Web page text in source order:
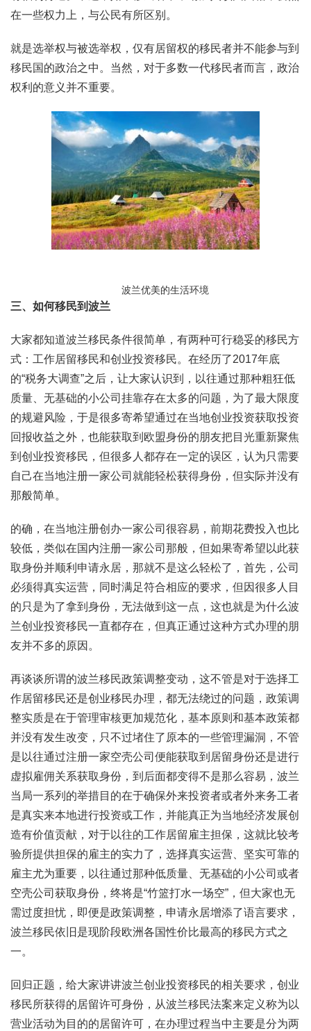
在一些权力上，与公民有所区别。
就是选举权与被选举权，仅有居留权的移民者并不能参与到
移民国的政治之中。当然，对于多数一代移民者而言，政治
权利的意义并不重要。
波兰优美的生活环境
三、如何移民到波兰
大家都知道波兰移民条件很简单，有两种可行稳妥的移民方
式：工作居留移民和创业投资移民。在经历了2017年底
的“税务大调查”之后，让大家认识到，以往通过那种粗狂低
质量、无基础的小公司挂靠存在太多的问题，为了最大限度
的规避风险，于是很多寄希望通过在当地创业投资获取投资
回报收益之外，也能获取到欧盟身份的朋友把目光重新聚焦
到创业投资移民，但很多人都存在一定的误区，认为只需要
自己在当地注册一家公司就能轻松获得身份，但实际并没有
那般简单。
的确，在当地注册创办一家公司很容易，前期花费投入也比
较低，类似在国内注册一家公司那般，但如果寄希望以此获
取身份并顺利申请永居，那就不是这么轻松了，首先，公司
必须得真实运营，同时满足符合相应的要求，但因很多人目
的只是为了拿到身份，无法做到这一点，这也就是为什么波
兰创业投资移民一直都存在，但真正通过这种方式办理的朋
友并不多的原因。
再谈谈所谓的波兰移民政策调整变动，这不管是对于选择工
作居留移民还是创业移民办理，都无法绕过的问题，政策调
整实质是在于管理审核更加规范化，基本原则和基本政策都
并没有发生改变，只不过堵住了原本的一些管理漏洞，不管
是以往通过注册一家空壳公司便能获取到居留身份还是进行
虚拟雇佣关系获取身份，到后面都变得不是那么容易，波兰
当局一系列的举措目的在于确保外来投资者或者外来务工者
是真实来本地进行投资或工作，并能真正为当地经济发展创
造有价值贡献，对于以往的工作居留雇主担保，这就比较考
验所提供担保的雇主的实力了，选择真实运营、坚实可靠的
雇主尤为重要，以往通过那种低质量、无基础的小公司或者
空壳公司获取身份，终将是“竹篮打水一场空”，但大家也无
需过度担忧，即便是政策调整，申请永居增添了语言要求，
波兰移民依旧是现阶段欧洲各国性价比最高的移民方式之
一。
回归正题，给大家讲讲波兰创业投资移民的相关要求，创业
移民所获得的居留许可身份，从波兰移民法案来定义称为以
营业活动为目的的居留许可，在办理过程当中主要是分为两